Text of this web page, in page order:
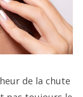
de la chute